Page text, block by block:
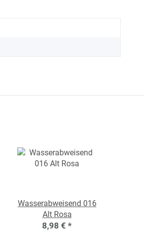
Wasserabweisend 016
Alt Rosa
8,98 € *